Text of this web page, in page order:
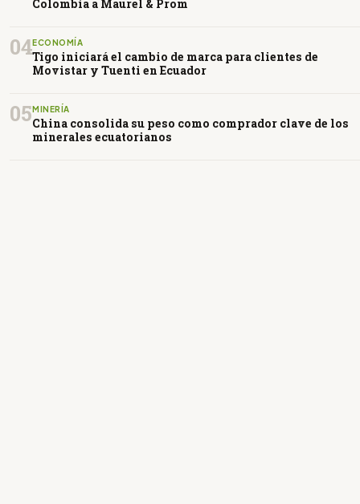
Colombia a Maurel & Prom
04ECONOMÍA
Tigo iniciará el cambio de marca para clientes de
Movistar y Tuenti en Ecuador
05MINERÍA
China consolida su peso como comprador clave de los
minerales ecuatorianos